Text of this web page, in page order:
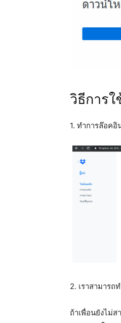
วิธีการใ
1. ทำการล๊อคอิ
2. เราสามาร
ถ้าเพื่อนยังไม่